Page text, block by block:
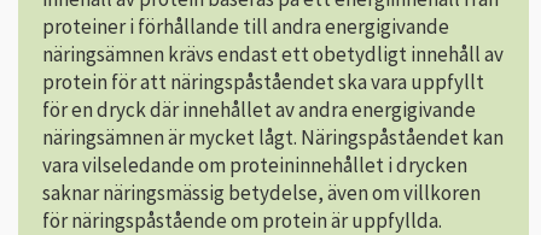
proteiner i förhållande till andra energigivande
näringsämnen krävs endast ett obetydligt innehåll av
protein för att näringspåståendet ska vara uppfyllt
för en dryck där innehållet av andra energigivande
näringsämnen är mycket lågt. Näringspåståendet kan
vara vilseledande om proteininnehållet i drycken
saknar näringsmässig betydelse, även om villkoren
för näringspåstående om protein är uppfyllda.